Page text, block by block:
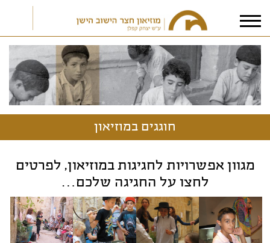
אני מאשר/ת את תנאי הפרטיות
חוגגים במוזיאון
מגוון אפשרויות לחגיגות במוזיאון, לפרטים
לחצו על החגיגה שלכם…